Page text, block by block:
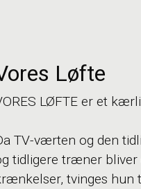
Løfte
LØFTE er et
TV-værten og den
tidligere træner
tvinges hun